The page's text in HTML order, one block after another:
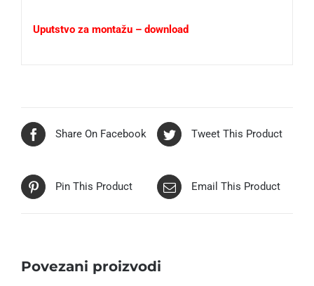
Uputstvo za montažu – download
Share On Facebook Tweet This Product
Pin This Product Email This Product
Povezani proizvodi